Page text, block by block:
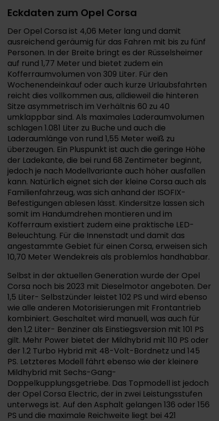
Eckdaten zum Opel Corsa
Der Opel Corsa ist 4,06 Meter lang und damit
ausreichend geräumig für das Fahren mit bis zu fünf
Personen. In der Breite bringt es der Rüsselsheimer
auf rund 1,77 Meter und bietet zudem ein
Kofferraumvolumen von 309 Liter. Für den
Wochenendeinkauf oder auch kurze Urlaubsfahrten
reicht dies vollkommen aus, alldieweil die hinteren
Sitze asymmetrisch im Verhältnis 60 zu 40
umklappbar sind. Als maximales Laderaumvolumen
schlagen 1.081 Liter zu Buche und auch die
Laderaumlänge von rund 1,55 Meter weiß zu
überzeugen. Ein Pluspunkt ist auch die geringe Höhe
der Ladekante, die bei rund 68 Zentimeter beginnt,
jedoch je nach Modellvariante auch höher ausfallen
kann. Natürlich eignet sich der kleine Corsa auch als
Familienfahrzeug, was sich anhand der ISOFIX-
Befestigungen ablesen lässt. Kindersitze lassen sich
somit im Handumdrehen montieren und im
Kofferraum existiert zudem eine praktische LED-
Beleuchtung. Für die Innenstadt und damit das
angestammte Gebiet für einen Corsa, erweisen sich
10,70 Meter Wendekreis als problemlos handhabbar.
Selbst in der aktuellen Generation wurde der Opel
Corsa noch bis 2023 mit Dieselmotor angeboten. Der
1,5 Liter- Selbstzünder leistet 102 PS und wird ebenso
wie alle anderen Motorisierungen mit Frontantrieb
kombiniert. Geschaltet wird manuell, was auch für
den 1,2 Liter- Benziner als Einstiegsversion mit 101 PS
gilt. Mehr Power bietet der Mildhybrid mit 110 PS oder
der 1.2 Turbo Hybrid mit 48-Volt-Bordnetz und 145
PS. Letzteres Modell fährt ebenso wie der kleinere
Mildhybrid mit Sechs-Gang-
Doppelkupplungsgetriebe. Das Topmodell ist jedoch
der Opel Corsa Electric, der in zwei Leistungsstufen
unterwegs ist. Auf den Asphalt gelangen 136 oder 156
PS und die maximale Reichweite liegt bei 421